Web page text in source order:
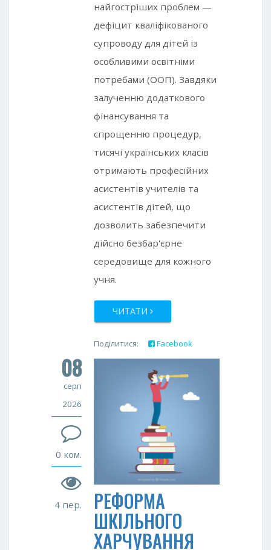
найгостріших проблем —
дефіцит кваліфікованого
супроводу для дітей із
особливими освітніми
потребами (ООП). Завдяки
залученню додаткового
фінансування та
спрощенню процедур,
тисячі українських класів
отримають професійних
асистентів учителів та
асистентів дітей, що
дозволить забезпечити
дійсно безбар'єрне
середовище для кожного
учня.
ЧИТАТИ
Поділитися:
Facebook
Twitter
Google+
08
серп
2026
0 ком.
4 пер. РЕФОРМА
ШКІЛЬНОГО
ХАРЧУВАННЯ